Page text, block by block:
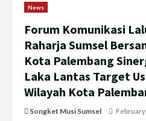
News
Forum Komunikasi
Raharja Sumsel
Kota Palembang
Laka Lantas Target
Wilayah Kota
Songket Musi Sumsel